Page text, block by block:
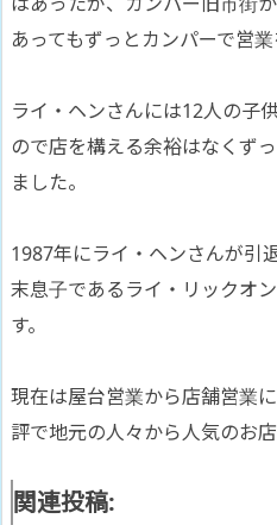
あってもずっとカンパーで営業
ライ・ヘンさんには12人の子
ので店を構える余裕はなくず
ました。
1987年にライ・ヘンさんが引
末息子であるライ・リックオ
す。
現在は屋台営業から店舗営業
評で地元の人々から人気のお店
関連投稿: